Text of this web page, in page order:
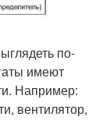
по-
имеют
Например:
вентилятор,